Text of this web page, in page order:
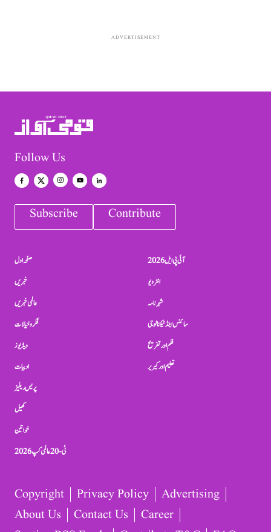
ADVERTISEMENT
Follow Us
Subscribe Contribute
صفحہ اول
خبریں
عالمی خبریں
فکر و خیالات
ویڈیوز
ادبیات
پریس ریلیز
کھیل
خواتین
ٹی-20 عالمی کپ 2026
آئی پی ایل 2026
انٹرویو
شہرنامہ
سائنس اینڈ ٹیکنالوجی
فلم اور تفریح
تعلیم اور کیریر
Copyright Privacy Policy
Advertising
About Us
Contact Us
Career